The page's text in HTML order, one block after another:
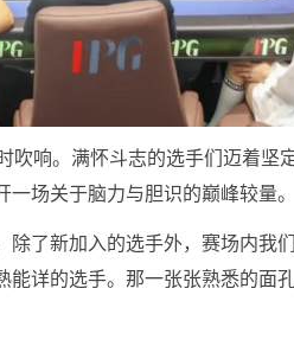
吹响。满怀斗志的选手们迈着坚
场关于脑力与胆识的巅峰较量。
除了新加入的选手外，赛场内我
详的选手。那一张张熟悉的面